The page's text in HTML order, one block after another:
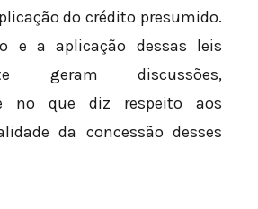
do crédito presumido.
e a aplicação dessas leis
geram discussões,
no que diz respeito aos
da concessão desses